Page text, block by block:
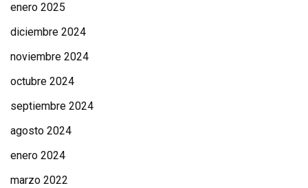
enero 2025
diciembre 2024
noviembre 2024
octubre 2024
septiembre 2024
agosto 2024
enero 2024
marzo 2022